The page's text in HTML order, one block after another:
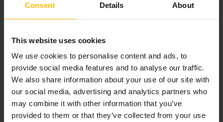
Consent Details About
This website uses cookies
We use cookies to personalise content and ads, to
provide social media features and to analyse our traffic.
We also share information about your use of our site with
our social media, advertising and analytics partners who
may combine it with other information that you’ve
provided to them or that they’ve collected from your use
Informácie o výrobku
Nasledujúca časť poskytuje komplexný prehľad technických
špecifikácií a vybavenia vozidla.
Technické údaje
Batéria
Oloveno-kyselinová, 24 V /
250 Ah